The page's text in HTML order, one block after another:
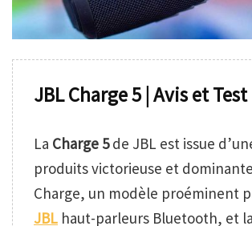
JBL Charge 5 | Avis et Test
La Charge 5de JBL est issue
produits victorieuse et
Charge, un modèle proéminent
JBL haut-parleurs Bluetooth, et